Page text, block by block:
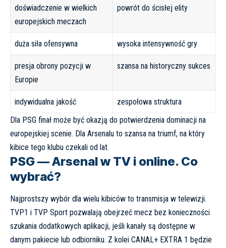
doświadczenie w wielkich
europejskich meczach
powrót do ścisłej elity
duża siła ofensywna wysoka intensywność gry
presja obrony pozycji w
Europie
szansa na historyczny sukces
indywidualna jakość
zespołowa struktura
Dla PSG finał może być okazją do potwierdzenia dominacji na
europejskiej scenie. Dla Arsenalu to szansa na triumf, na który
kibice tego klubu czekali od lat.
PSG — Arsenal w TV i online. Co
wybrać?
Najprostszy wybór dla wielu kibiców to transmisja w telewizji.
TVP1 i TVP Sport pozwalają obejrzeć mecz bez konieczności
szukania dodatkowych aplikacji, jeśli kanały są dostępne w
danym pakiecie lub odbiorniku. Z kolei CANAL+ EXTRA 1 będzie